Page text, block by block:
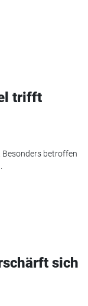
trifft
betroffen
sich